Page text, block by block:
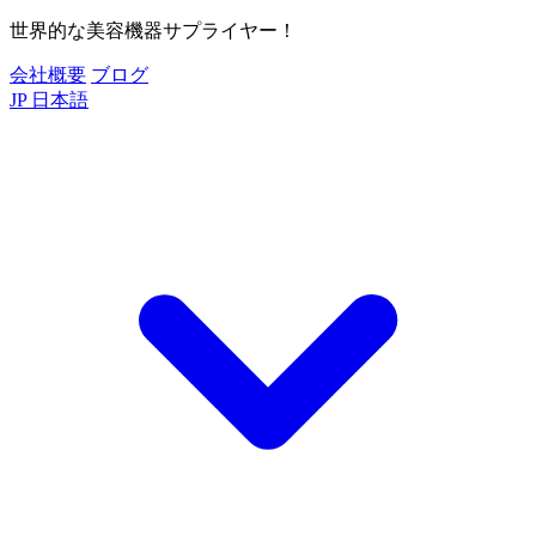
世界的な美容機器サプライヤー！
会社概要 ブログ
JP 日本語